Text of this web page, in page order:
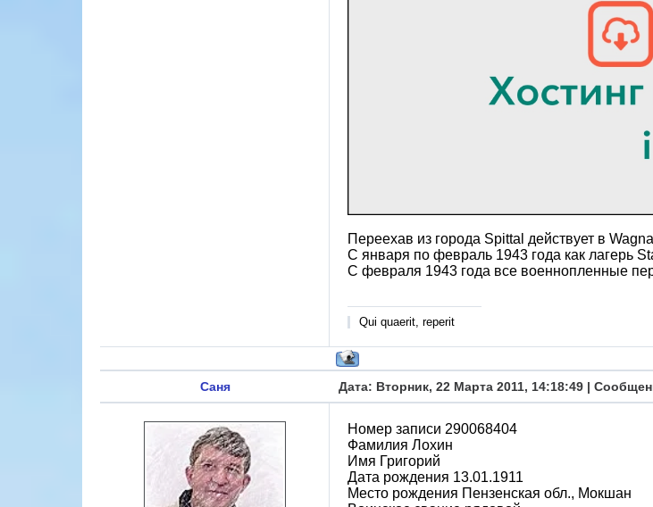
Переехав из города Spittal действует в
С января по февраль 1943 года как лагерь
C февраля 1943 года все военнопленные
Qui quaerit, reperit
Саня Дата: Вторник, 22 Марта 2011, 14:18:49 |
Номер записи 290068404
Фамилия Лохин
Имя Григорий
Дата рождения 13.01.1911
Место рождения Пензенская обл., Мокшан